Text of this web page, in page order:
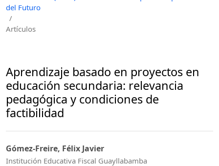
del Futuro
/
Artículos
Aprendizaje basado en proyectos en
educación secundaria: relevancia
pedagógica y condiciones de
factibilidad
Gómez-Freire, Félix Javier
Institución Educativa Fiscal Guayllabamba